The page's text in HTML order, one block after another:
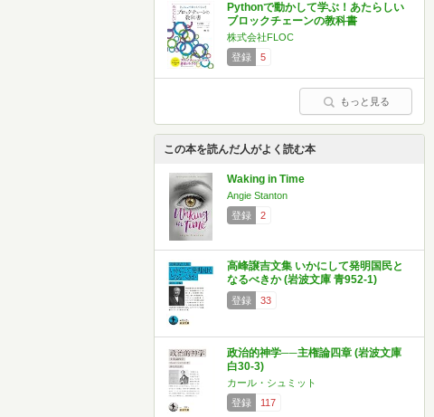
Pythonで動かして学ぶ！あたらしい
ブロックチェーンの教科書
株式会社FLOC
登録
5
もっと見る
この本を読んだ人がよく読む本
Waking in Time
Angie Stanton
登録
2
高峰譲吉文集 いかにして発明国民と
なるべきか (岩波文庫 青952-1)
登録 33
政治的神学──主権論四章 (岩波文庫
白30-3)
カール・シュミット
登録
117